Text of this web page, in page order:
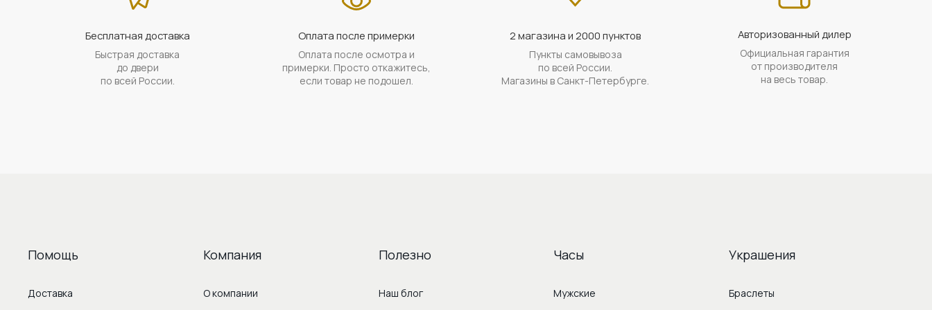
Бесплатная доставка
Быстрая доставка
до двери
по всей России.
Оплата после примерки
Оплата после осмотра и
примерки. Просто откажитесь,
если товар не подошел.
2 магазина и 2000 пунктов
Пункты самовывоза
по всей России.
Магазины в Санкт-Петербурге.
Авторизованный дилер
Официальная гарантия
от производителя
на весь товар.
Помощь
Доставка
Компания
О компании
Полезно
Наш блог
Часы
Мужские
Украшения
Браслеты